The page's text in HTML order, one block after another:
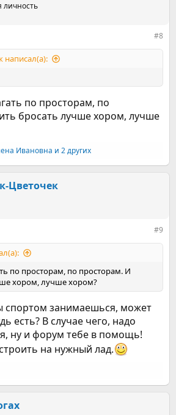
личность
#8
написал(а):
по просторам, по
бросать лучше хором, лучше
Ивановна и 2 других
Цветочек
#9
по просторам, по просторам. И
хором, лучше хором?
спортом занимаешься, может
есть? В случае чего, надо
ну и форум тебе в помощь!
на нужный лад.